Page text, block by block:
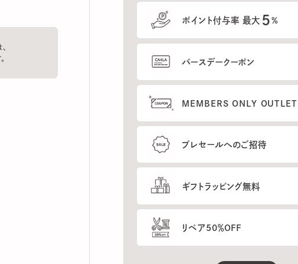
ポイント付与率 最大 %
バースデークーポン
MEMBERS ONLY OUTLETのご
プレセールへのご招待
ギフトラッピング無料
リペア50％OFF